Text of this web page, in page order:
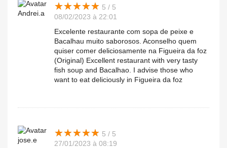
Andrei.a
★★★★★
★★★★★ 5 / 5
08/02/2023 à 22:01
Excelente restaurante com sopa de peixe e
Bacalhau muito saborosos. Aconselho quem
quiser comer deliciosamente na Figueira da foz
(Original) Excellent restaurant with very tasty
fish soup and Bacalhao. I advise those who
want to eat deliciously in Figueira da foz
jose.e
★★★★★
★★★★★ 5 / 5
27/01/2023 à 08:19